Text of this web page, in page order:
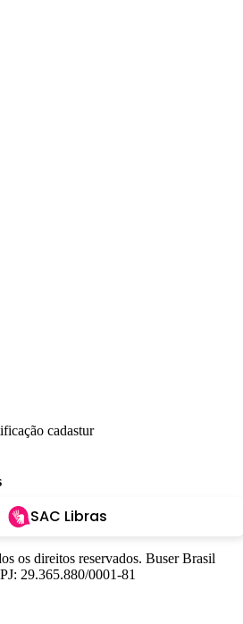
SAC Libras
os direitos reservados. Buser Brasil
29.365.880/0001-81